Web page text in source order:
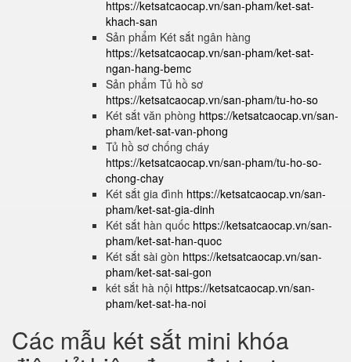
https://ketsatcaocap.vn/san-pham/ket-sat-
khach-san
Sản phẩm Két sắt ngân hàng
https://ketsatcaocap.vn/san-pham/ket-sat-
ngan-hang-bemc
Sản phẩm Tủ hồ sơ
https://ketsatcaocap.vn/san-pham/tu-ho-so
Két sắt văn phòng https://ketsatcaocap.vn/san-
pham/ket-sat-van-phong
Tủ hồ sơ chống cháy
https://ketsatcaocap.vn/san-pham/tu-ho-so-
chong-chay
Két sắt gia đình https://ketsatcaocap.vn/san-
pham/ket-sat-gia-dinh
Két sắt hàn quốc https://ketsatcaocap.vn/san-
pham/ket-sat-han-quoc
Két sắt sài gòn https://ketsatcaocap.vn/san-
pham/ket-sat-sai-gon
két sắt hà nội https://ketsatcaocap.vn/san-
pham/ket-sat-ha-noi
Các mẫu két sắt mini khóa